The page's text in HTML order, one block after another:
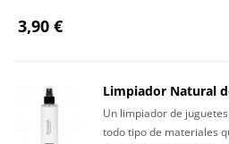
3,90 €
Limpiador Natural
Un limpiador de
todo tipo de materiales